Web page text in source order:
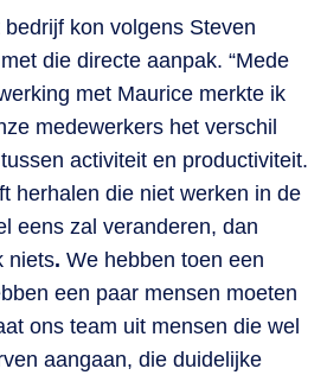
kon volgens Steven
die directe aanpak. “Mede
met Maurice merkte ik
medewerkers het verschil
activiteit en productiviteit.
herhalen die niet werken in de
eens zal veranderen, dan
niets. We hebben toen een
een paar mensen moeten
ons team uit mensen die wel
aangaan, die duidelijke